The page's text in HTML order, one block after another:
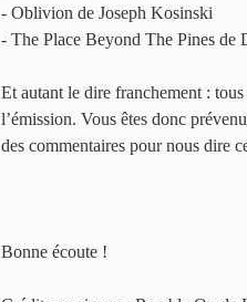
- Oblivion de Joseph Kosinski
- The Place Beyond The Pines de
Et autant le dire franchement :
l’émission. Vous êtes donc
des commentaires pour nous dire
Bonne écoute !